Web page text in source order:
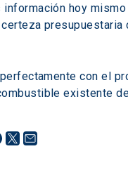
información hoy
presupuestaria
con el
existente